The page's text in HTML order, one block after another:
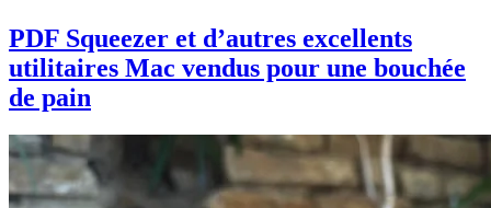
PDF Squeezer et d’autres excellents
utilitaires Mac vendus pour une bouchée
de pain